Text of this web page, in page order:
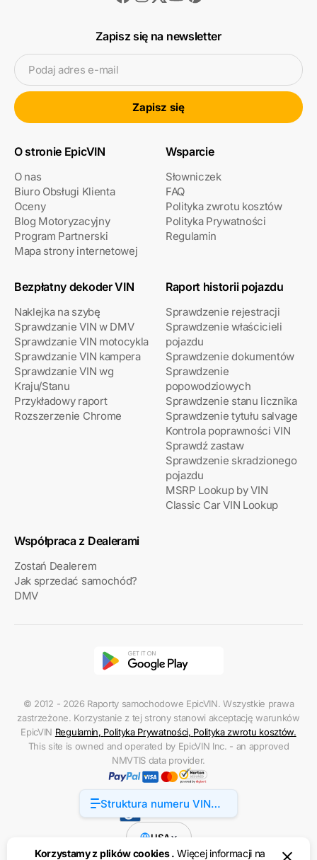
Struktura numeru VIN
Ford Escape
Zapisz się na newsletter
Podaj adres e-mail
Zapisz się
O stronie EpicVIN
O nas
Biuro Obsługi Klienta
Oceny
Blog Motoryzacyjny
Program Partnerski
Mapa strony internetowej
Wsparcie
Słowniczek
FAQ
Polityka zwrotu kosztów
Polityka Prywatności
Regulamin
Bezpłatny dekoder VIN
Naklejka na szybę
Sprawdzanie VIN w DMV
Sprawdzanie VIN motocykla
Sprawdzanie VIN kampera
Sprawdzanie VIN wg
Kraju/Stanu
Przykładowy raport
Rozszerzenie Chrome
Raport historii pojazdu
Sprawdzenie rejestracji
Sprawdzenie właścicieli
pojazdu
Sprawdzenie dokumentów
Sprawdzenie
popowodziowych
Sprawdzenie stanu licznika
Sprawdzenie tytułu salvage
Kontrola poprawności VIN
Sprawdź zastaw
Sprawdzenie skradzionego
pojazdu
MSRP Lookup by VIN
Classic Car VIN Lookup
Współpraca z Dealerami
Zostań Dealerem
Jak sprzedać samochód?
DMV
© 2012 - 2026 Raporty samochodowe EpicVIN. Wszystkie prawa
zastrzeżone. Korzystanie z tej strony stanowi akceptację warunków
EpicVIN Regulamin, Polityka Prywatności, Polityka zwrotu kosztów.
This site is owned and operated by EpicVIN Inc. - an approved
NMVTIS data provider.
USA
Dostępność
Korzystamy z plików cookies . Więcej informacji na